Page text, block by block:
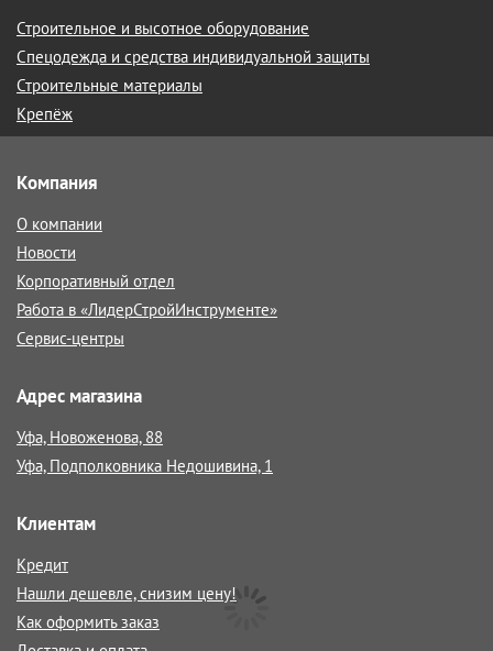
Строительное и высотное оборудование
Спецодежда и средства индивидуальной защиты
Строительные материалы
Крепёж
Компания
О компании
Новости
Корпоративный отдел
Работа в «ЛидерСтройИнструменте»
Сервис-центры
Адрес магазина
Уфа, Новоженова, 88
Уфа, Подполковника Недошивина, 1
Клиентам
Кредит
Нашли дешевле, снизим цену!
Как оформить заказ